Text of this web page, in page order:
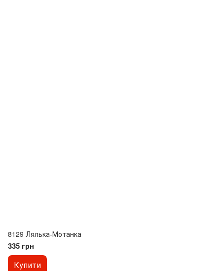
8129 Лялька-Мотанка
335 грн
Купити